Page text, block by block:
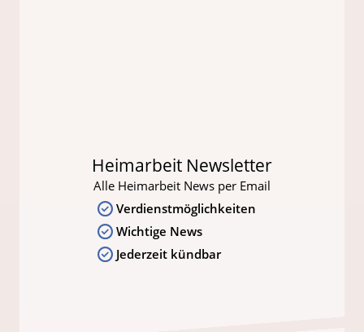
Heimarbeit Newsletter
Alle Heimarbeit News per Email
Verdienstmöglichkeiten
Wichtige News
Jederzeit kündbar